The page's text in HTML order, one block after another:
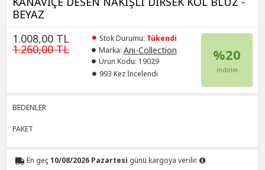
BEYAZ
1.008,00 TL
1.260,00 TL
Stok Durumu: Tükendi
Marka: Anı-Collection
Ürün Kodu: 19029
993 Kez İncelendi
%20
indirim
BEDENLER
PAKET
En geç10/08/2026 Pazartesi günü kargoya verilir.